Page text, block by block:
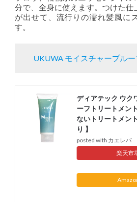
分で、全身に使えます。つけた仕
が出せて、流行りの濡れ髪風に
す。
UKUWA モイスチャープルー
ディアテック ウク
ーフトリートメン
ないトリートメン
り 】
posted with カエレバ
楽天市